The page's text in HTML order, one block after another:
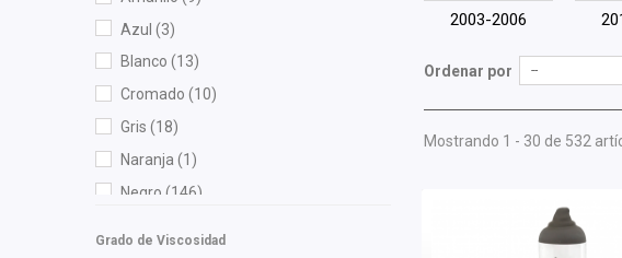
Dynamik(3)
Azul (3)
Blanco (13)
Cromado (10)
Gris (18)
Naranja (1)
Negro (146)
Grado de Viscosidad
2003-2006
Ordenar por --
Mostrando 1 - 30 de 532